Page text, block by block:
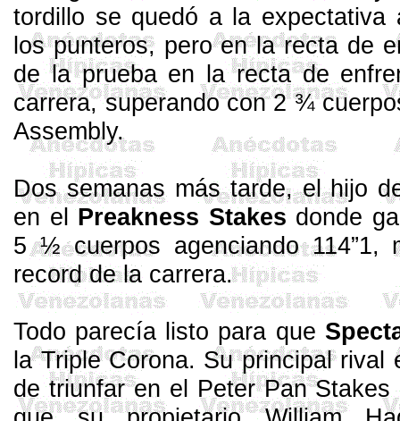
tordillo se quedó a la expectativa
los punteros, pero en la recta de
de la prueba en la recta de
carrera, superando con 2 ¾
Assembly.
Dos semanas más tarde, el hijo
en elPreakness Stakes donde
5 ½ cuerpos agenciando 114”1,
record de la carrera.
Todo parecía listo para que
la Triple Corona. Su principal rival
de triunfar en el Peter PanStakes